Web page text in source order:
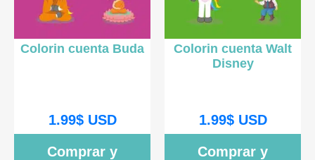
Colorin cuenta Buda
1.99$USD
Comprar y
Colorin cuenta Walt
Disney
1.99$USD
Comprar y